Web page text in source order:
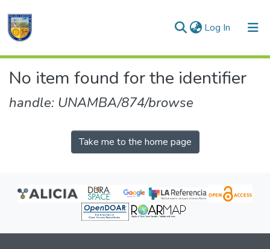
Log In (current)
Communities & Collections
No item found for the identifier
handle: UNAMBA/874/browse
Take me to the home page